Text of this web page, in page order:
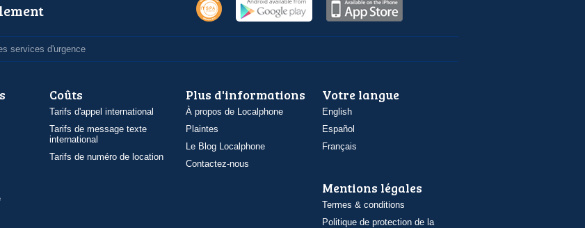
services d'urgence
Coûts
Tarifs d'appel international
Tarifs de message texte
international
Tarifs de numéro de location
Plus d'informations
À propos de Localphone
Plaintes
Le Blog Localphone
Contactez-nous
Votre langue
English
Español
Français
Mentions légales
Termes & conditions
Politique de protection de la